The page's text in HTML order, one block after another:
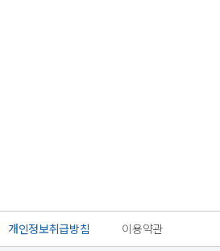
개인정보취급방침 이용약관